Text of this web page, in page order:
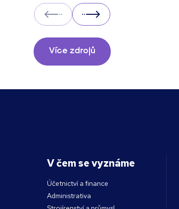
Prev Next
Více zdrojů
V čem se vyznáme
Účetnictví a finance
Administrativa